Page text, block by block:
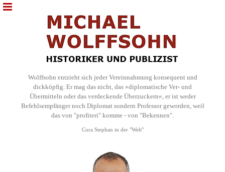
Wolffsohn entzieht sich jeder Vereinnahmung konsequent und
dickköpfig. Er mag das nicht, das »diplomatische Ver- und
Übermitteln oder das verdeckende Überzuckern«, er ist weder
Befehlsempfänger noch Diplomat sondern Professor geworden, weil
das von "profiteri" komme - von "Bekennen".
Cora Stephan in der "Welt"